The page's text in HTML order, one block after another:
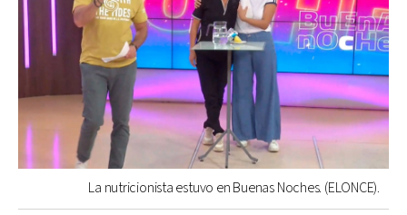
La nutricionista estuvo en Buenas Noches. (ELONCE).